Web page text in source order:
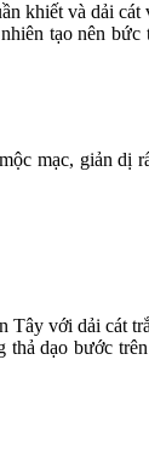
khiết và dải
tạo nên
mạc, giản dị
với dải cát
dạo bước